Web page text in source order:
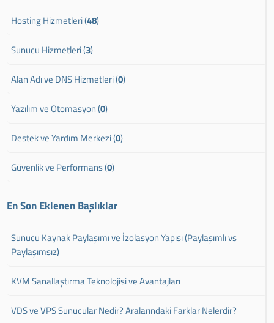
Hosting Hizmetleri (48)
Sunucu Hizmetleri (3)
Alan Adı ve DNS Hizmetleri (0)
Yazılım ve Otomasyon (0)
Destek ve Yardım Merkezi (0)
Güvenlik ve Performans (0)
En Son Eklenen Başlıklar
Sunucu Kaynak Paylaşımı ve İzolasyon Yapısı (Paylaşımlı vs
Paylaşımsız)
KVM Sanallaştırma Teknolojisi ve Avantajları
VDS ve VPS Sunucular Nedir? Aralarındaki Farklar Nelerdir?